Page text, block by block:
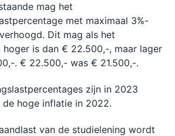
mag het
met maximaal 3%-
Dit mag als het
hoger is dan € 22.500,-, maar lager
. € 22.500,- was € 21.500,-.
zijn in 2023
hoge inflatie in 2022.
van de studielening wordt